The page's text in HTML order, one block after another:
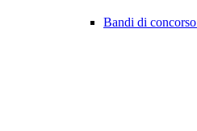
Bandi di concorso